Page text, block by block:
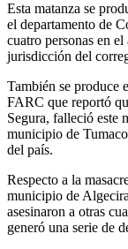
Esta matanza se
el departamento de
cuatro personas en
jurisdicción del
También se produce
FARC que reportó
Segura, falleció este
municipio de
del país.
Respecto a la
municipio de
asesinaron a otras
generó una serie de